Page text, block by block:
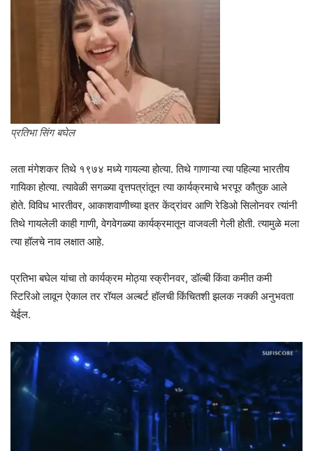
प्रतिभा सिंग बघेल
लता मंगेशकर तिथे १९७४ मध्ये गायल्या होत्या. तिथे गाणाऱ्या त्या पहिल्या भारतीय
गायिका होत्या. त्यावेळी सगळ्या वृत्तपत्रांतून त्या कार्यक्रमाचे भरपूर कौतुक आले
होते. विविध भारतीवर, आकाशवाणीच्या इतर केंद्रांवर आणि रेडिओ सिलोनवर त्यांनी
तिथे गायलेली काही गाणी, वेगवेगळ्या कार्यक्रमातून वाजवली गेली होती. त्यामुळे मला
त्या हॉलचे नाव लक्षात आहे.
प्रतिभा बघेल यांचा तो कार्यक्रम मोठ्या स्क्रीनवर, डॉल्बी किंवा कमीत कमी
स्टिरिओ लावून ऐकाल तर रॉयल अल्बर्ट हॉलची किंचितशी झलक नक्की अनुभवता
येईल.